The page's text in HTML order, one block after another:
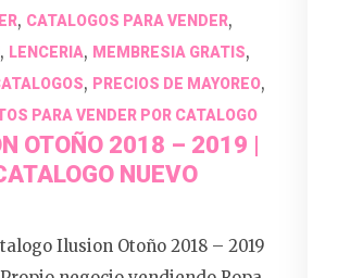
, CATALOGOS PARA VENDER,
, LENCERIA, MEMBRESIA GRATIS,
, PRECIOS DE MAYOREO,
PARA VENDER POR CATALOGO
OTOÑO 2018 – 2019 |
NUEVO
Ilusion Otoño 2018 – 2019